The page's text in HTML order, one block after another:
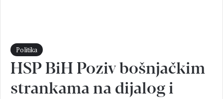
Politika
HSP BiH Poziv bošnjačkim
strankama na dijalog i